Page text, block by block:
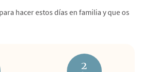
hacer estos días en familia y que os
2